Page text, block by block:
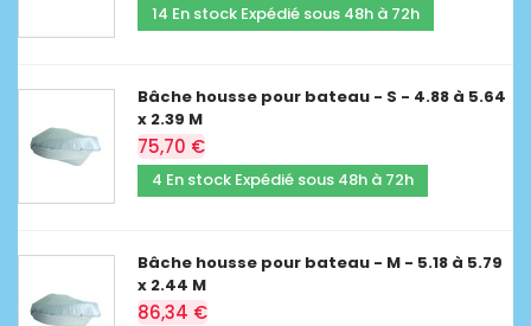
14 En stock Expédié sous 48h à 72h
Bâche housse pour bateau - S - 4.88 à 5.64
x 2.39 M
75,70 €
4 En stock Expédié sous 48h à 72h
Bâche housse pour bateau - M - 5.18 à 5.79
x 2.44 M
86,34 €